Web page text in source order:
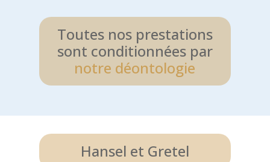
Toutes nos prestations
sont conditionnées par
notre déontologie
Hansel et Gretel